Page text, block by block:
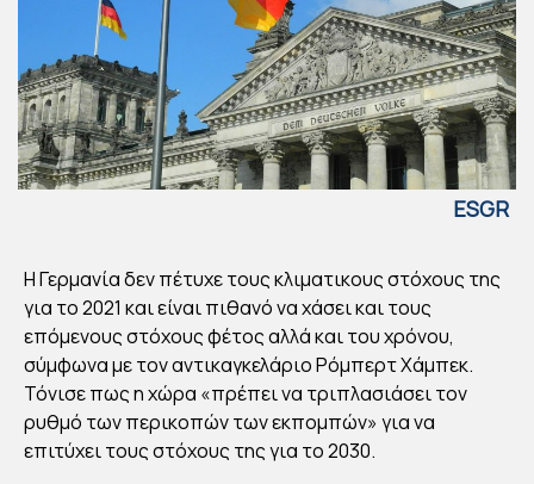
ESGR
ΓΕΡ
ΔΕ
Η Γερμανία δεν πέτυχε τους κλιματικους στόχους της
για το 2021 και είναι πιθανό να χάσει και τους
επόμενους στόχους φέτος αλλά και του χρόνου,
σύμφωνα με τον αντικαγκελάριο Ρόμπερτ Χάμπεκ.
Τόνισε πως η χώρα «πρέπει να τριπλασιάσει τον
ρυθμό των περικοπών των εκπομπών» για να
επιτύχει τους στόχους της για το 2030.